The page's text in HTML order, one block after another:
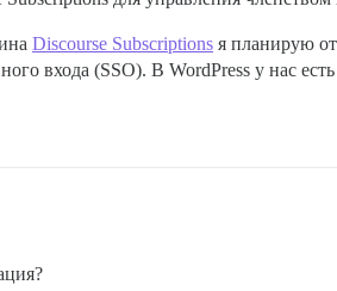
Discourse Subscriptions я планирую
входа (SSO). В WordPress у нас